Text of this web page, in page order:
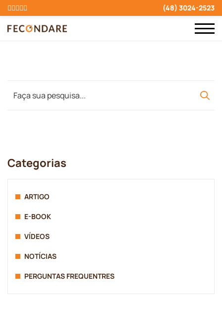
(48) 3024-2523
Categorias
ARTIGO
E-BOOK
VÍDEOS
NOTÍCIAS
PERGUNTAS FREQUENTRES